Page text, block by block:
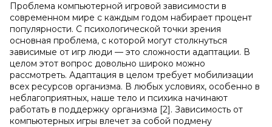
Проблема компьютерной игровой зависимости в
современном мире с каждым годом набирает процент
популярности. С психологической точки зрения
основная проблема, с которой могут столкнуться
зависимые от игр люди — это сложности адаптации. В
целом этот вопрос довольно широко можно
рассмотреть. Адаптация в целом требует мобилизации
всех ресурсов организма. В любых условиях, особенно в
неблагоприятных, наше тело и психика начинают
работать в поддержку организма [2]. Зависимость от
компьютерных игры влечет за собой подмену